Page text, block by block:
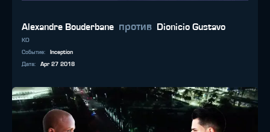
Alexandre Bouderbane против Dionicio Gustavo
KO
Событие:
Inception
Дата: Apr 27 2018